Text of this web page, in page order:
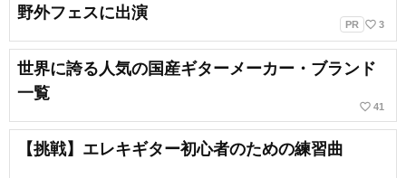
野外フェスに出演
PR favorite_border 3
世界に誇る人気の国産ギターメーカー・ブランド
一覧
favorite_border 41
【挑戦】エレキギター初心者のための練習曲